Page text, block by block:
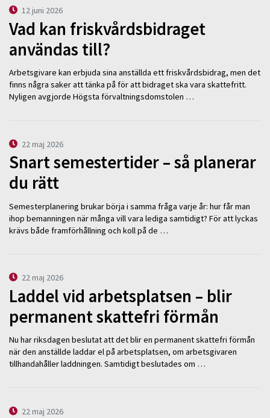
12 juni 2026
Vad kan friskvårdsbidraget
användas till?
Arbetsgivare kan erbjuda sina anställda ett friskvårdsbidrag, men det
finns några saker att tänka på för att bidraget ska vara skattefritt.
Nyligen avgjorde Högsta förvaltningsdomstolen …
22 maj 2026
Snart semestertider – så planerar
du rätt
Semesterplanering brukar börja i samma fråga varje år: hur får man
ihop bemanningen när många vill vara lediga samtidigt? För att lyckas
krävs både framförhållning och koll på de …
22 maj 2026
Laddel vid arbetsplatsen – blir
permanent skattefri förmån
Nu har riksdagen beslutat att det blir en permanent skattefri förmån
när den anställde laddar el på arbetsplatsen, om arbetsgivaren
tillhandahåller laddningen. Samtidigt beslutades om …
22 maj 2026